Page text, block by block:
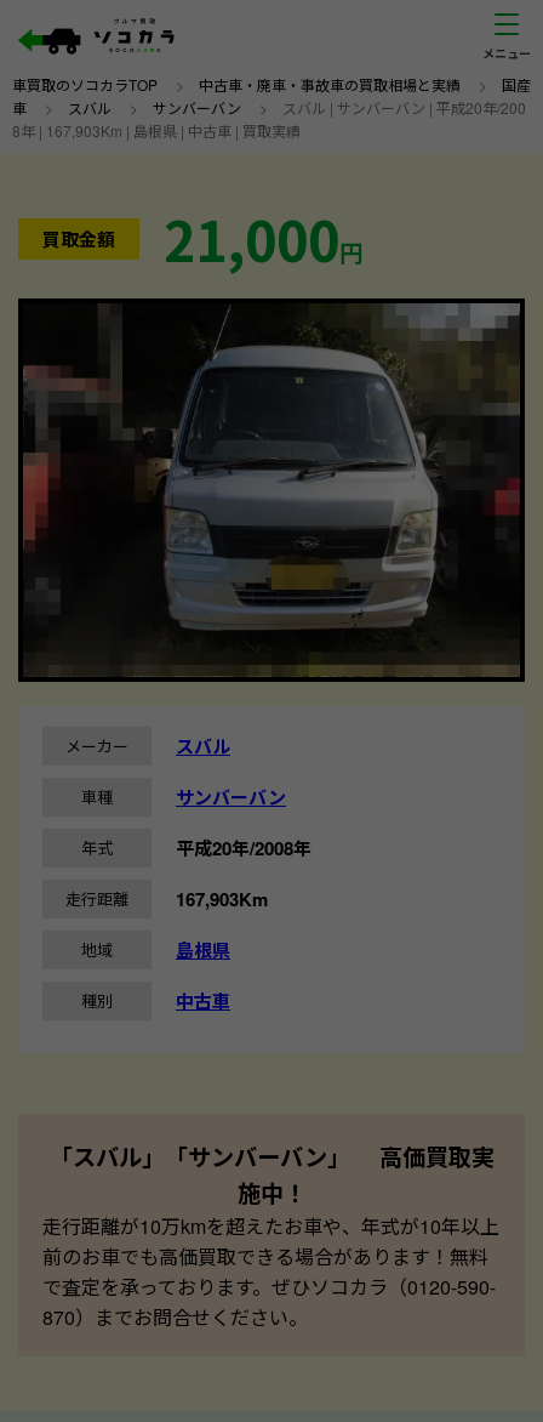
車買取のソコカラTOP > 中古車・廃車・事故車の買取相場と実績 > 国産
車 > スバル > サンバーバン >
スバル | サンバーバン | 平成20年/200
8年 | 167,903Km | 島根県 | 中古車 | 買取実績
買取金額 21,000円
メーカー スバル
車種 サンバーバン
年式 平成20年/2008年
走行距離 167,903Km
地域 島根県
種別 中古車
「スバル」「サンバーバン」 高価買取実
施中！
走行距離が10万kmを超えたお車や、年式が10年以上
前のお車でも高価買取できる場合があります！無料
で査定を承っております。ぜひソコカラ（0120-590-
870）までお問合せください。